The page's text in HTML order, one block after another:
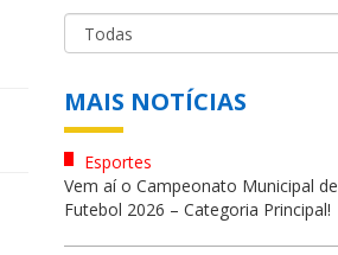
MAIS NOTÍCIAS
Esportes
Vem aí o Campeonato Municipal de
Futebol 2026 – Categoria Principal!